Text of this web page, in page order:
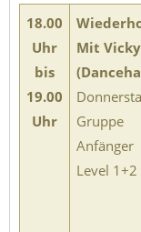
18.00
Uhr
bis
19.00
Uhr
Mit Vicky
Gruppe
Anfänger
Level 1+2